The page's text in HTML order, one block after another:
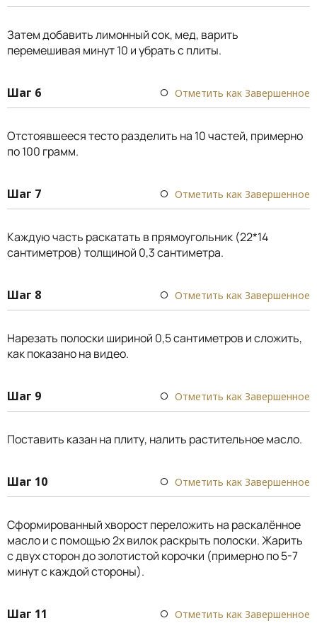
Затем добавить лимонный сок, мед, варить
перемешивая минут 10 и убрать с плиты.
Шаг 6 Отметить как Завершенное
Отстоявшееся тесто разделить на 10 частей, примерно
по 100 грамм.
Шаг 7 Отметить как Завершенное
Каждую часть раскатать в прямоугольник (22*14
сантиметров) толщиной 0,3 сантиметра.
Шаг 8 Отметить как Завершенное
Нарезать полоски шириной 0,5 сантиметров и сложить,
как показано на видео.
Шаг 9 Отметить как Завершенное
Поставить казан на плиту, налить растительное масло.
Шаг 10 Отметить как Завершенное
Сформированный хворост переложить на раскалённое
масло и с помощью 2х вилок раскрыть полоски. Жарить
с двух сторон до золотистой корочки (примерно по 5-7
минут с каждой стороны).
Шаг 11 Отметить как Завершенное